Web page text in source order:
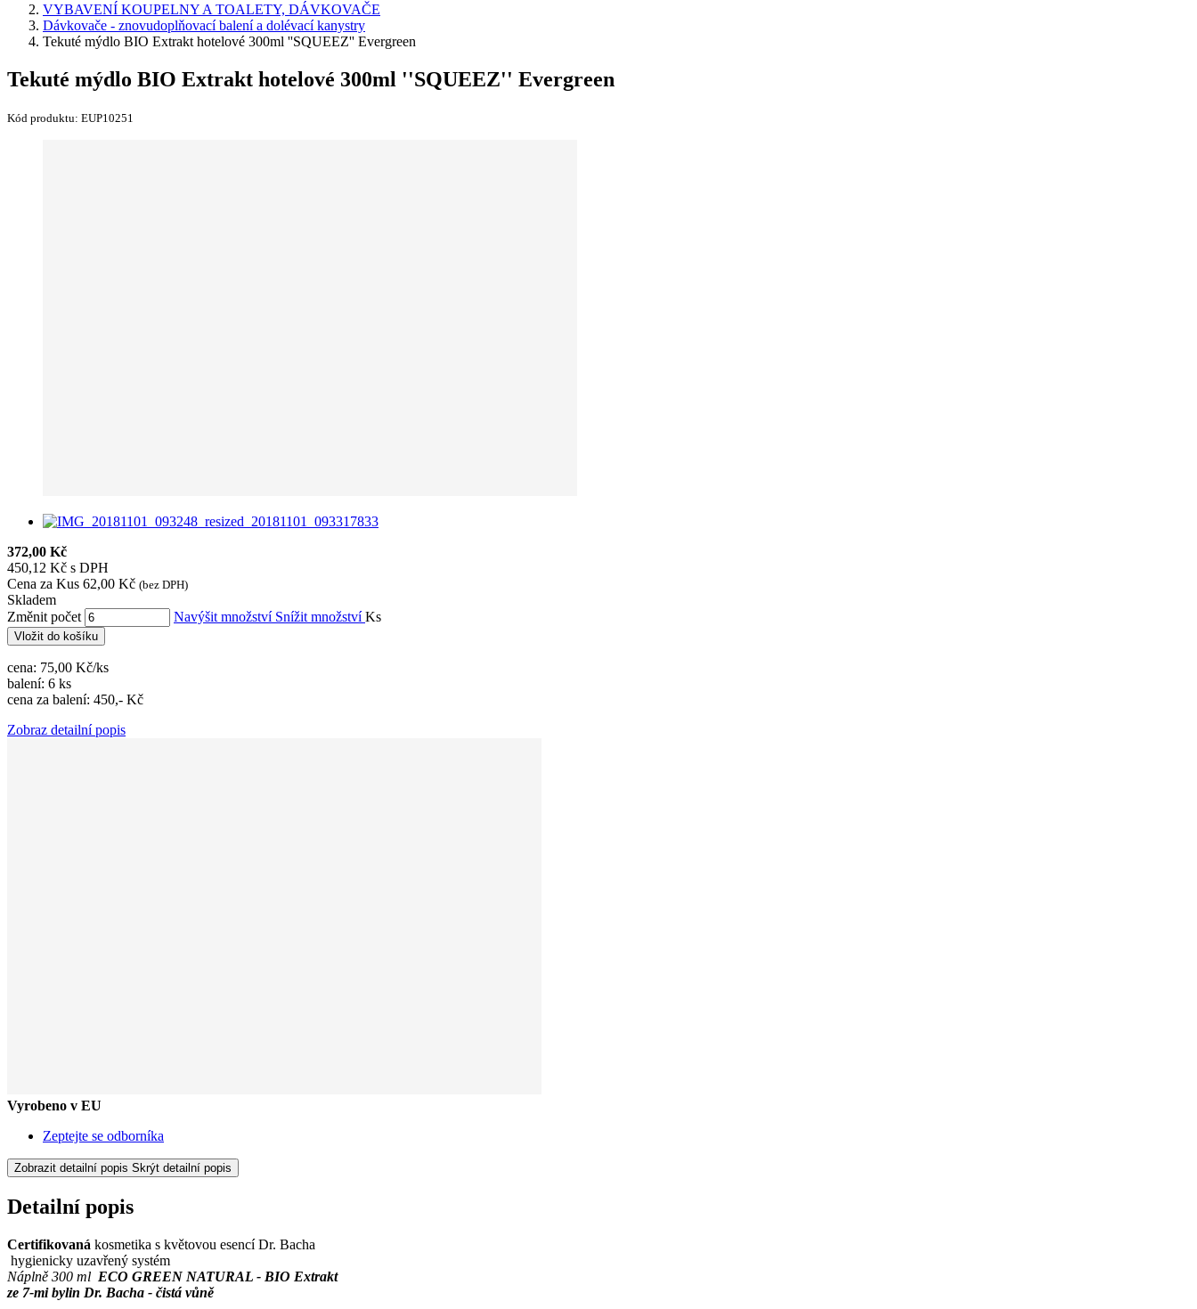
VYBAVENÍ KOUPELNY A TOALETY, DÁVKOVAČE
Dávkovače - znovudoplňovací balení a dolévací kanystry
Tekuté mýdlo BIO Extrakt hotelové 300ml ''SQUEEZ'' Evergreen
Tekuté mýdlo BIO Extrakt hotelové 300ml ''SQUEEZ'' Evergreen
Kód produktu: EUP10251
372,00 Kč
450,12 Kč s DPH
Cena za Kus 62,00 Kč (bez DPH)
Skladem
Změnit počet
Navýšit množství Snížit množstvíKs
Vložit do košíku
cena: 75,00 Kč/ks
balení: 6 ks
cena za balení: 450,- Kč
Zobraz detailní popis
Vyrobeno v EU
Zeptejte se odborníka
Zobrazit detailní popis Skrýt detailní popis
Detailní popis
Certifikovaná kosmetika s květovou esencí Dr. Bacha
hygienicky uzavřený systém
Náplně 300 ml ECO GREEN NATURAL - BIO Extrakt
ze 7-mi bylin Dr. Bacha - čistá vůně